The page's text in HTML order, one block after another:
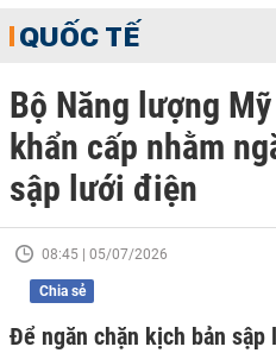
QUỐC TẾ
Bộ Năng lượng
khẩn cấp nhằm
sập lưới điện
08:45 | 05/07/2026
Chia sẻ
Để ngăn chặn kịch bản